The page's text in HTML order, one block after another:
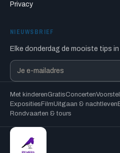
Privacy
NIEUWSBRIEF
Elke donderdag de mooiste tips in
Met kinderenGratisConcerten
Exposities FilmUitgaan & nachtleven
Rondvaarten & tours